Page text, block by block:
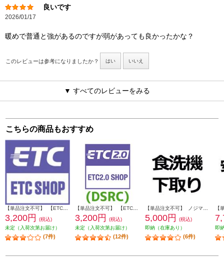
良いです
2026/01/17
暖めで普通と強があるのですが弱があっても良かったかな？
このレビューは参考になりましたか？ はい いいえ
▼ すべてのレビューをみる
こちらの商品もおすすめ
3,200円
(税込)
未定（入荷次第お届け）
(7件)
3,200円
(税込)
未定（入荷次第お届け）
(12件)
5,000円
(税込)
即納（在庫あり）
(6件)
即